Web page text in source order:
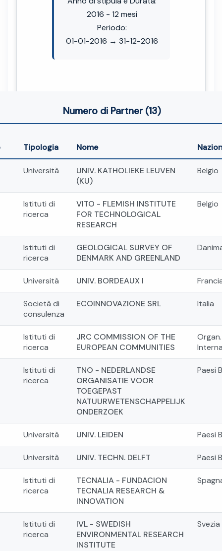
2016 - 12 mesi
Periodo:
01-01-2016 → 31-12-2016
Numero di Partner (13)
Tipologia Nome
Università
UNIV. KATHOLIEKE LEUVEN
(KU)
Belgio
Istituti di
ricerca
VITO - FLEMISH INSTITUTE
FOR TECHNOLOGICAL
RESEARCH
Belgio
Istituti di
ricerca
GEOLOGICAL SURVEY OF
DENMARK AND GREENLAND
Università UNIV. BORDEAUX I
Società di
consulenza
ECOINNOVAZIONE SRL Italia
Istituti di
ricerca
JRC COMMISSION OF THE
EUROPEAN COMMUNITIES
Organ.
Istituti di
ricerca
TNO - NEDERLANDSE
ORGANISATIE VOOR
TOEGEPAST
NATUURWETENSCHAPPELIJK
ONDERZOEK
Paesi
Università UNIV. LEIDEN Paesi
Università UNIV. TECHN. DELFT Paesi
Istituti di
ricerca
TECNALIA - FUNDACION
TECNALIA RESEARCH &
INNOVATION
Istituti di
ricerca
IVL - SWEDISH
ENVIRONMENTAL RESEARCH
INSTITUTE
Svezia